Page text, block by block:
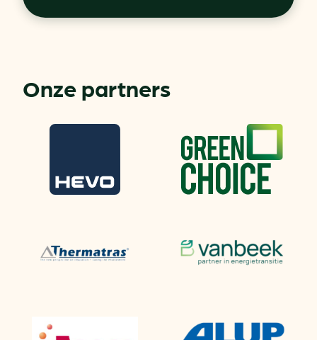
Onze partners